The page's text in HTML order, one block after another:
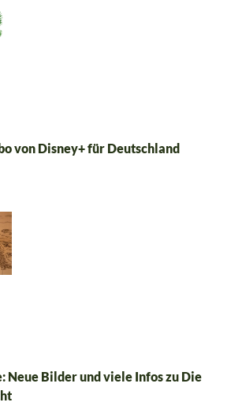
von Disney+ für Deutschland
Neue Bilder und viele Infos zu Die